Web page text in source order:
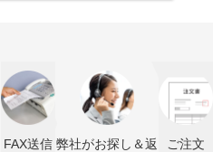
FAX送信 弊社がお探し＆返
ご注文